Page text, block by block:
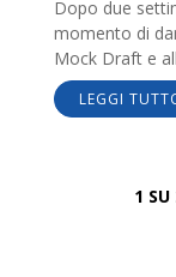
Dopo due
momento di
Mock Draft e
LEGGI
1 SU